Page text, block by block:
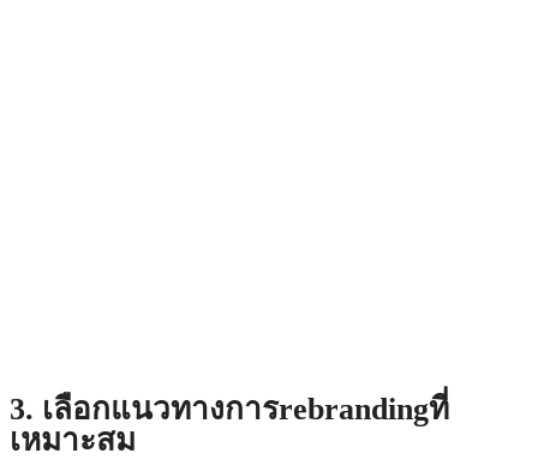
3. เลือกแนวทางการrebrandingที่
เหมาะสม